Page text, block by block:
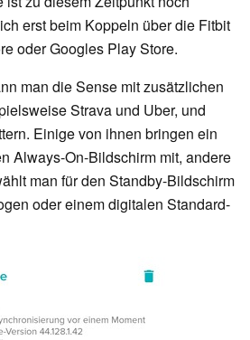
erst beim Koppeln über die Fitbit
oder Googles Play Store.
man die Sense mit zusätzlichen
Strava und Uber, und
Einige von ihnen bringen ein
Always-On-Bildschirm mit, andere
man für den Standby-Bildschirm
oder einem digitalen Standard-